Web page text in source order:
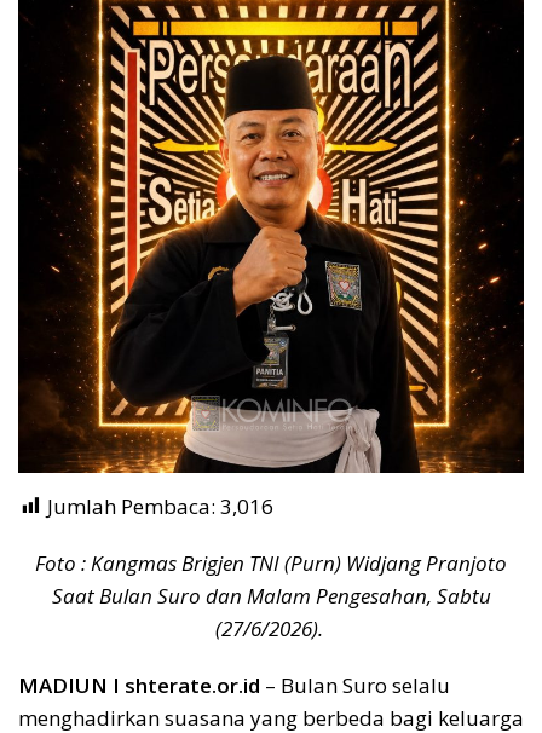
Jumlah Pembaca: 3,016
Foto : Kangmas Brigjen TNI (Purn) Widjang Pranjoto
Saat Bulan Suro dan Malam Pengesahan, Sabtu
(27/6/2026).
MADIUN I shterate.or.id – Bulan Suro selalu
menghadirkan suasana yang berbeda bagi keluarga